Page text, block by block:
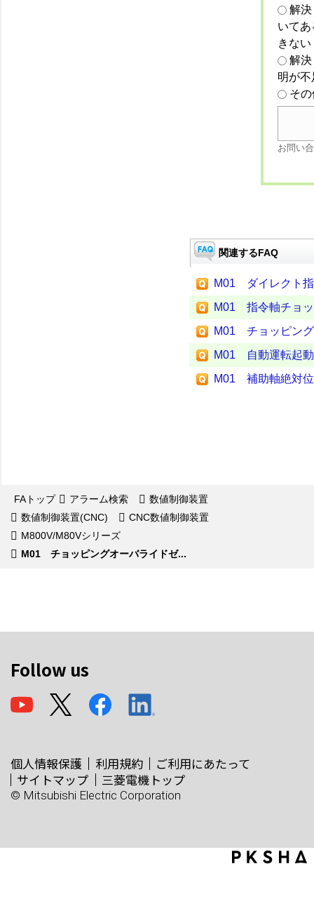
解
いて
きない
解
明が
そ
お問い
関連するFAQ
M01 ダイレクト
M01 指令軸チョ
M01 チョッピン
M01 自動運転起
M01 補助軸絶対
FAトップ アラーム検索
数値制御装置
数値制御装置(CNC)
CNC数値制御装置
M800V/M80Vシリーズ
M01 チョッピングオーバライドゼ...
Follow us
個人情報保護 利用規約
ご利用にあたって
サイトマップ
三菱電機トップ
© Mitsubishi Electric Corporation